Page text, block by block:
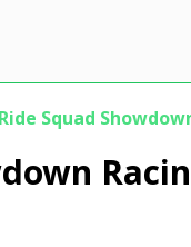
Squad